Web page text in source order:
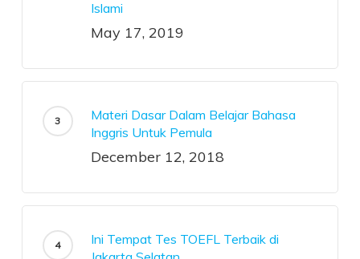
Islami
May 17, 2019
Materi Dasar Dalam Belajar Bahasa
Inggris Untuk Pemula
December 12, 2018
Ini Tempat Tes TOEFL Terbaik di